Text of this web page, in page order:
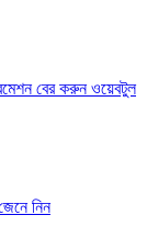
বের করুন ওয়েবটুল
নিন